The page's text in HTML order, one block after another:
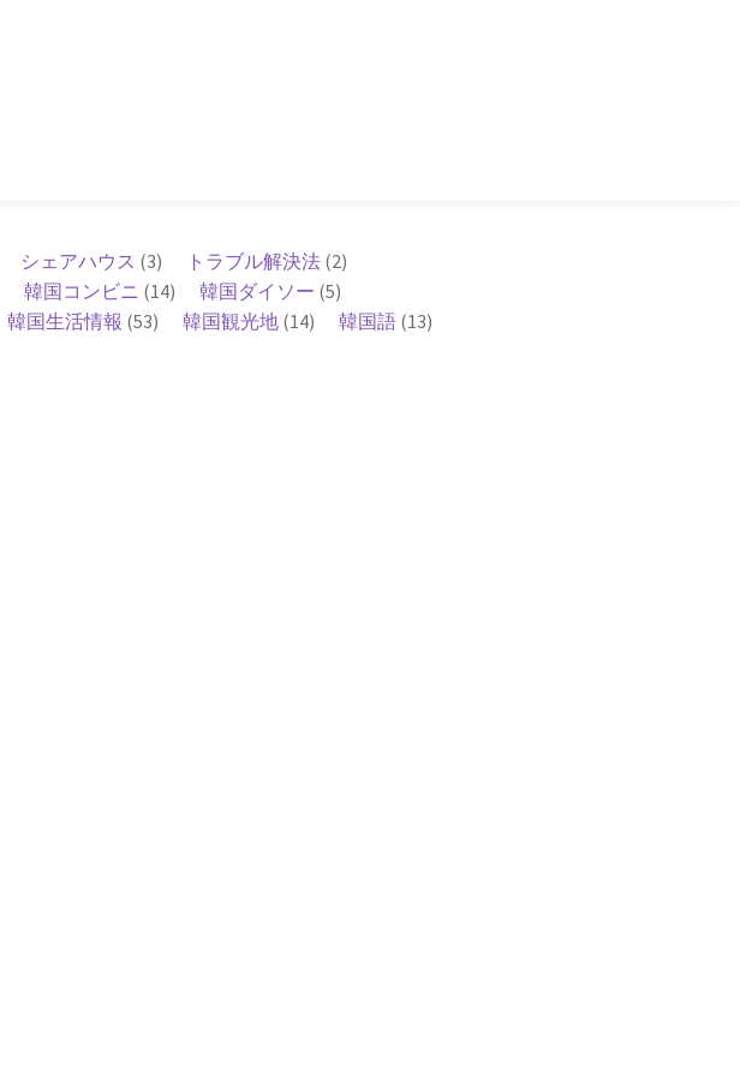
シェアハウス (3) トラブル解決法 (2)
韓国コンビニ (14) 韓国ダイソー (5)
韓国生活情報 (53) 韓国観光地 (14) 韓国語 (13)